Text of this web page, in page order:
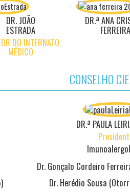
DR. JOÃO
ESTRADA
DO INTERNATO
MÉDICO
DR.ª ANA
FERREIRA
CONSELHO
DR.ª PAULA
Dr. Gonçalo Cordeiro
Dr. Herédio Sousa